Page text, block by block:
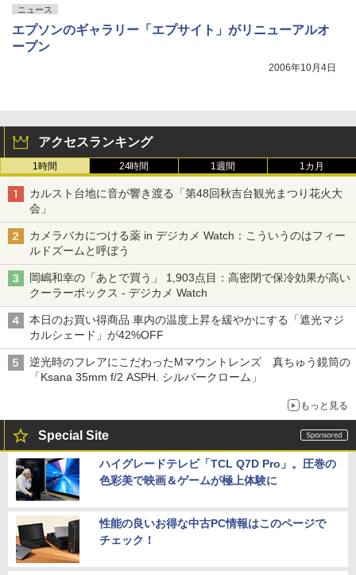
ニュース
エプソンのギャラリー「エプサイト」がリニューアルオ
ープン
2006年10月4日
アクセスランキング
1時間 24時間 1週間 1カ月
カルスト台地に音が響き渡る「第48回秋吉台観光まつり花火大
会」
カメラバカにつける薬 in デジカメ Watch：こういうのはフィー
ルドズームと呼ぼう
岡嶋和幸の「あとで買う」 1,903点目：高密閉で保冷効果が高い
クーラーボックス - デジカメ Watch
本日のお買い得商品 車内の温度上昇を緩やかにする「遮光マジ
カルシェード」が42%OFF
逆光時のフレアにこだわったMマウントレンズ 真ちゅう鏡筒の
「Ksana 35mm f/2 ASPH. シルバークローム」
もっと見る
Special Site
ハイグレードテレビ「TCL Q7D Pro」。圧巻の
色彩美で映画＆ゲームが極上体験に
性能の良いお得な中古PC情報はこのページで
チェック！